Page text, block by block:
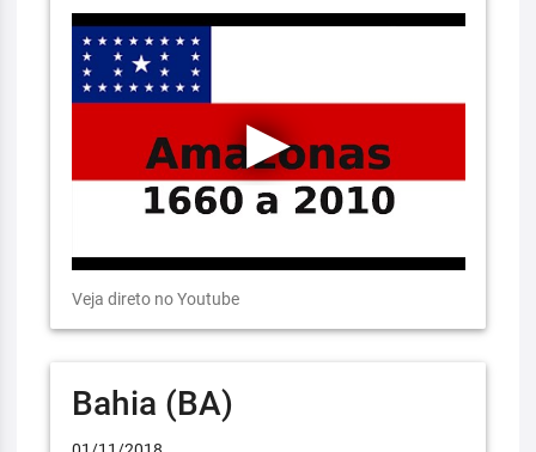
Veja direto no Youtube
Bahia (BA)